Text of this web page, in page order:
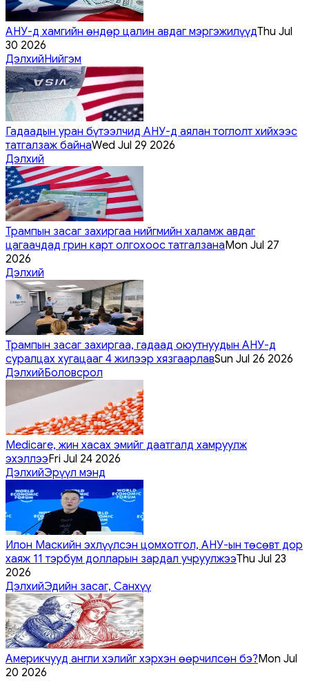
АНУ-д хамгийн өндөр цалин авдаг мэргэжилүүдThu Jul
30 2026
ДэлхийНийгэм
Гадаадын уран бүтээлчид АНУ-д аялан тоглолт хийхээс
татгалзаж байнаWed Jul 29 2026
Дэлхий
Трампын засаг захиргаа нийгмийн халамж авдаг
цагаачдад грин карт олгохоос татгалзанаMon Jul 27
2026
Дэлхий
Трампын засаг захиргаа, гадаад оюутнуудын АНУ-д
суралцах хугацааг 4 жилээр хязгаарлавSun Jul 26 2026
ДэлхийБоловсрол
Medicare, жин хасах эмийг даатгалд хамруулж
эхэллээFri Jul 24 2026
ДэлхийЭрүүл мэнд
Илон Маскийн эхлүүлсэн цомхотгол, АНУ-ын төсөвт дор
хаяж 11 тэрбум долларын зардал учруулжээThu Jul 23
2026
ДэлхийЭдийн засаг, Санхүү
Америкчууд англи хэлийг хэрхэн өөрчилсөн бэ?Mon Jul
20 2026